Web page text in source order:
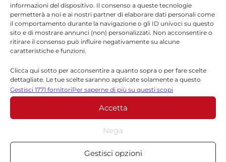
informazioni del dispositivo. Il consenso a queste tecnologie
permetterà a noi e ai nostri partner di elaborare dati personali come
il comportamento durante la navigazione o gli ID univoci su questo
sito e di mostrare annunci (non) personalizzati. Non acconsentire o
ritirare il consenso può influire negativamente su alcune
caratteristiche e funzioni.
Clicca qui sotto per acconsentire a quanto sopra o per fare scelte
dettagliate. Le tue scelte saranno applicate solamente a questo
sito. È possibile modificare le impostazioni in qualsiasi momento,
compreso il ritiro del consenso, utilizzando i pulsanti della Cookie
Policy o cliccando sul pulsante di gestione del consenso nella parte
inferiore dello schermo.
Statistiche
Archiviare informazioni su dispositivo e/o accedervi, Misurare le
Gestisci 1771 fornitoriPer saperne di più su questi scopi
Accetta
Nega
Gestisci opzioni
Repubblica. L’associazione è presente in circa
160 città italianee collabora con una rete
internazionale attiva in oltre60 Paesi. Ogni
anno migliaia di studenti partecipano a
programmi di scambio, attività formative e
percorsi di internazionalizzazione scolastica.
Secondo i dati diffusi dall’organizzazione, una
parte significativa dei partecipanti accede ai
programmi grazie a borse di studio finanziate
da fondazioni, imprese e sostenitori privati.